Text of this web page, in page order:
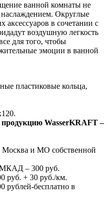
ванной комнаты не
Округлые
аксессуаров в сочетании с
воздушную легкость
для того, чтобы
эмоции в ванной
пластиковые кольца,
WasserKRAFT –
Москва и МО собственной
МКАД – 300 руб.
руб. + 30 руб./км.
рублей-бесплатно в